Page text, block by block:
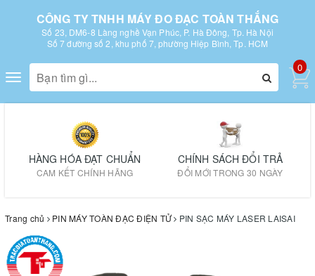
CÔNG TY TNHH MÁY ĐO ĐẠC TOÀN THẮNG
Số 23, DM6-8 Làng nghề Vạn Phúc, P. Hà Đông, Tp. Hà Nội
Số 7 đường số 2, khu phố 7, phường Hiệp Bình, Tp. HCM
Toggle
navigation
0
HÀNG HÓA ĐẠT CHUẨN
CAM KẾT CHÍNH HÃNG
CHÍNH SÁCH ĐỔI TRẢ
ĐỔI MỚI TRONG 30 NGÀY
Trang chủ PIN MÁY TOÀN ĐẠC ĐIỆN TỬ PIN SẠC MÁY LASER LAISAI